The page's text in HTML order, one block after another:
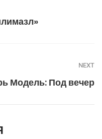
NEXT
Модель: Под вечер